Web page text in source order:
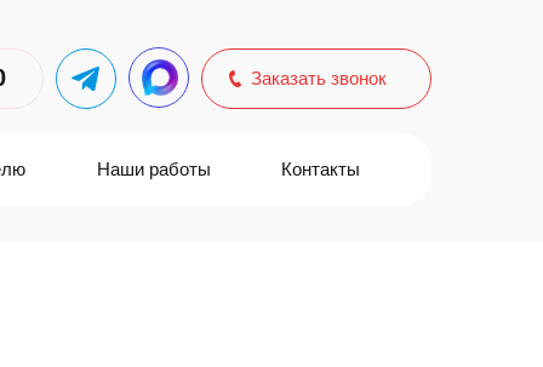
Заказать звонок
Контакты
Наши работы